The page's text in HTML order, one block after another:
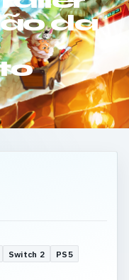
da
Switch 2 PS5